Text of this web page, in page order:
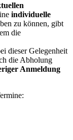
individuelle
zu können, gibt
die
dieser Gelegenheit
die Abholung
Anmeldung